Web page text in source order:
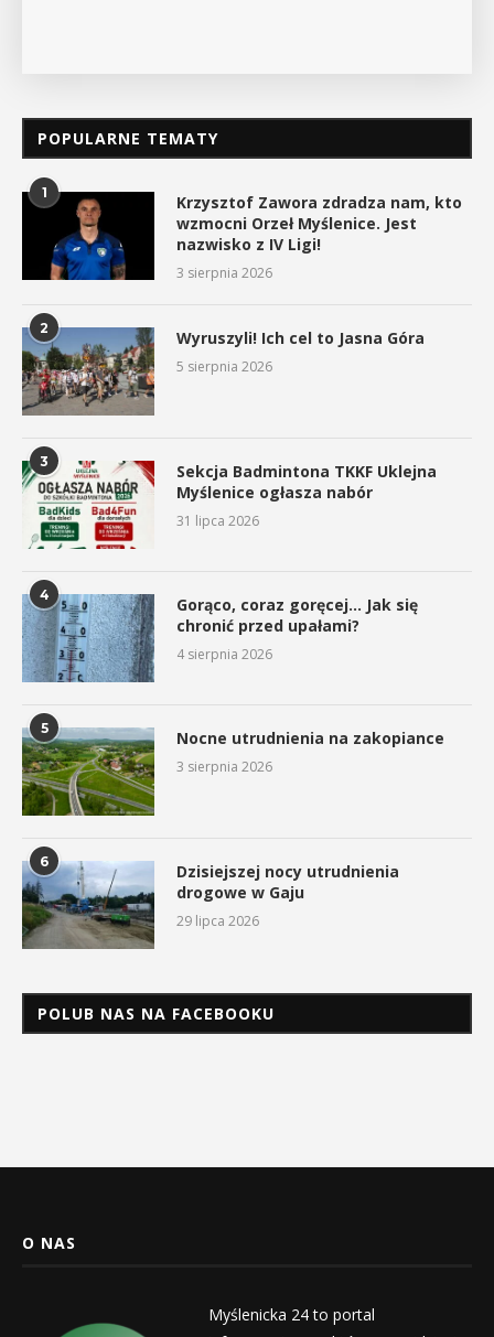
POPULARNE TEMATY
1
Krzysztof Zawora zdradza nam, kto
wzmocni Orzeł Myślenice. Jest
nazwisko z IV Ligi!
3 sierpnia 2026
2 Wyruszyli! Ich cel to Jasna Góra
5 sierpnia 2026
3
Sekcja Badmintona TKKF Uklejna
Myślenice ogłasza nabór
31 lipca 2026
4
Gorąco, coraz goręcej… Jak się
chronić przed upałami?
4 sierpnia 2026
5 Nocne utrudnienia na zakopiance
3 sierpnia 2026
6
Dzisiejszej nocy utrudnienia
drogowe w Gaju
29 lipca 2026
POLUB NAS NA FACEBOOKU
O NAS
Myślenicka 24 to portal